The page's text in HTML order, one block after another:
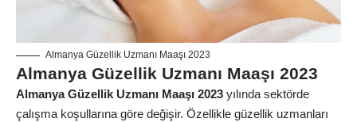
Almanya Güzellik Uzmanı Maaşı 2023
Almanya Güzellik Uzmanı Maaşı 2023
Almanya Güzellik Uzmanı Maaşı 2023 yılında sektörde
çalışma koşullarına göre değişir. Özellikle güzellik uzmanları